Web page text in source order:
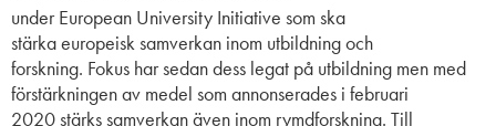
under European University Initiative som ska
stärkaeuropeisk samverkan inom utbildning och
forskning. Fokus harsedan dess legat på utbildning men med
förstärkningen av medel som annonserades i februari
2020stärks samverkan även inom rymdforskning. Till